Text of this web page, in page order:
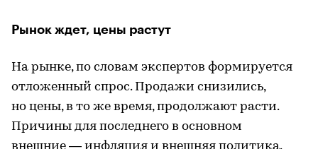
Рынок ждет, цены растут
На рынке, по словам экспертов формируется
отложенный спрос. Продажи снизились,
но цены, в то же время, продолжают расти.
Причины для последнего в основном